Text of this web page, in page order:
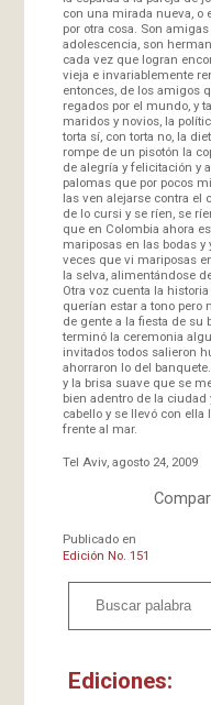
con una mirada nueva, o
por otra cosa. Son
adolescencia, son
cada vez que logran
vieja e invariablemente
entonces, de los amigos
regados por el mundo, y
maridos y novios, la
torta sí, con torta no, la
rompe de un pisotón la
de alegría y felicitación y
palomas que por pocos
las ven alejarse contra el
de lo cursi y se ríen, se
que en Colombia ahora
mariposas en las bodas
veces que vi mariposas
la selva, alimentándose
Otra voz cuenta la
querían estar a tono pero
de gente a la fiesta de su
terminó la ceremonia
invitados todos salieron
ahorraron lo del
y la brisa suave que se
bien adentro de la
cabello y se llevó con
frente al mar.
Tel Aviv, agosto 24, 2009
Publicado en
Edición No. 151
Ediciones: